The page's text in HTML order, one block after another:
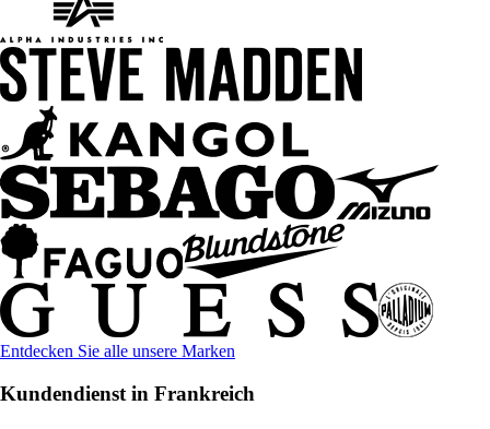
Entdecken Sie alle unsere Marken
Kundendienst in Frankreich